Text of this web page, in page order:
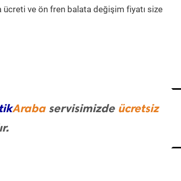
ve ön fren balata değişim fiyatı size
Arabaservisimizde ücretsiz